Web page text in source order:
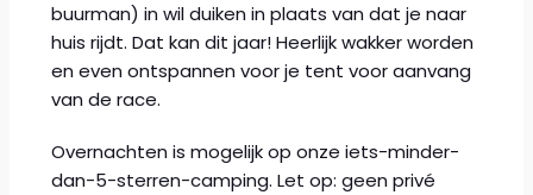
buurman) in wil duiken in plaats van dat je naar
huis rijdt. Dat kan dit jaar! Heerlijk wakker worden
en even ontspannen voor je tent voor aanvang
van de race.
Overnachten is mogelijk op onze iets-minder-
dan-5-sterren-camping. Let op: geen privé